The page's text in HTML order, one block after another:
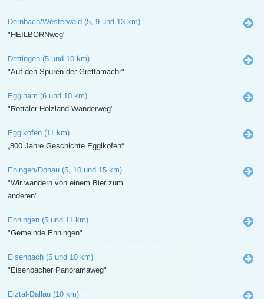
Dernbach/Westerwald (5, 9 und 13 km)
"HEILBORNweg"
Dettingen (5 und 10 km)
"Auf den Spuren der Grettamachr"
Egglham (6 und 10 km)
"Rottaler Holzland Wanderweg"
Egglkofen (11 km)
„800 Jahre Geschichte Egglkofen“
Ehingen/Donau (5, 10 und 15 km)
"Wir wandern von einem Bier zum
anderen"
Ehningen (5 und 11 km)
"Gemeinde Ehningen"
Eisenbach (5 und 10 km)
"Eisenbacher Panoramaweg"
Elztal-Dallau (10 km)